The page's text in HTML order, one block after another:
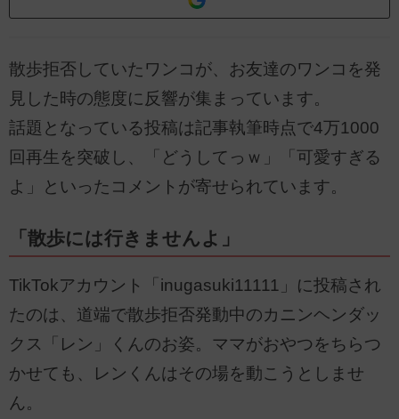
散歩拒否していたワンコが、お友達のワンコを発
見した時の態度に反響が集まっています。
話題となっている投稿は記事執筆時点で4万1000
回再生を突破し、「どうしてっｗ」「可愛すぎる
よ」といったコメントが寄せられています。
「散歩には行きませんよ」
TikTokアカウント「inugasuki11111」に投稿され
たのは、道端で散歩拒否発動中のカニンヘンダッ
クス「レン」くんのお姿。ママがおやつをちらつ
かせても、レンくんはその場を動こうとしませ
ん。